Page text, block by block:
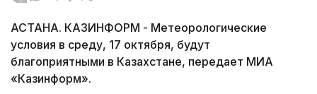
АСТАНА. КАЗИНФОРМ - Метеорологические
условия в среду, 17 октября, будут
благоприятными в Казахстане, передает МИА
«Казинформ».